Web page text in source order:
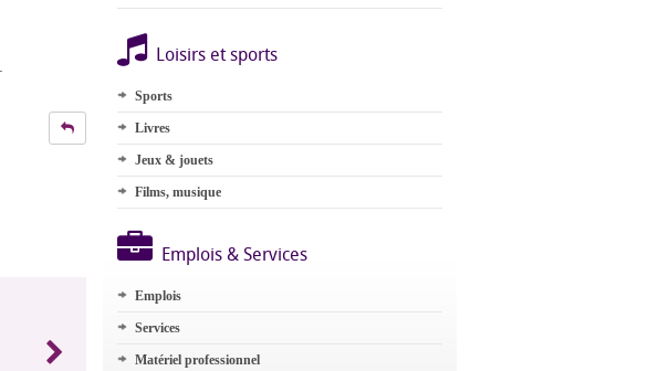
Loisirs et sports
Sports
Livres
Jeux & jouets
Films, musique
Emplois & Services
Emplois
Services
Matériel professionnel